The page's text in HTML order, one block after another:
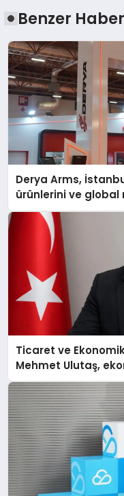
Benzer
Derya Arms,
ürünlerini ve
Ticaret ve
Mehmet Ulutaş,
açıklamada